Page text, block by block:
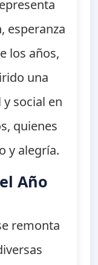
esperanza
los años,
una
social en
quienes
y alegría.
Año
remonta